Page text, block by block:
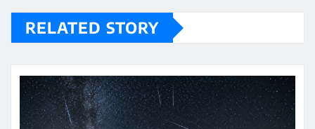
RELATED STORY